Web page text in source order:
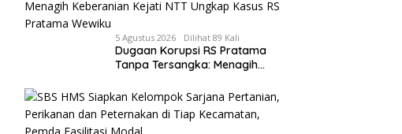
5 Agustus 2026 Dilihat 89 Kali
Dugaan Korupsi RS Pratama
Tanpa Tersangka: Menagih
Kasus RS Pratama Wewiku